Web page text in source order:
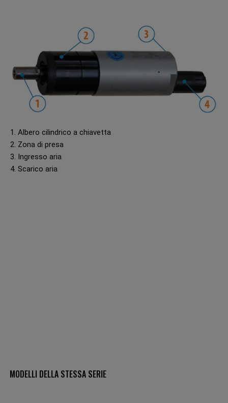
1. Albero cilindrico a chiavetta
2. Zona di presa
3. Ingresso aria
4. Scarico aria
MODELLI DELLA STESSA SERIE